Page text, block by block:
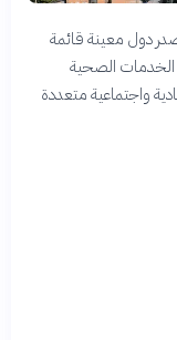
دول معينة قائمة
الخدمات الصحية
واجتماعية متعددة